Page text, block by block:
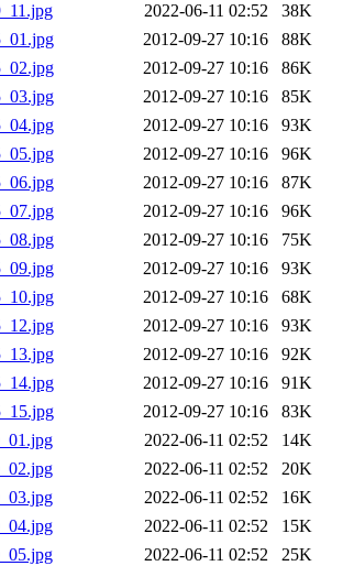
2022-06-11 02:52
38K
2012-09-27 10:16
88K
2012-09-27 10:16
86K
2012-09-27 10:16
85K
2012-09-27 10:16
93K
2012-09-27 10:16
96K
2012-09-27 10:16
87K
2012-09-27 10:16
96K
2012-09-27 10:16
75K
2012-09-27 10:16
93K
2012-09-27 10:16
68K
2012-09-27 10:16
93K
2012-09-27 10:16
92K
2012-09-27 10:16
91K
2012-09-27 10:16
83K
2022-06-11 02:52
14K
2022-06-11 02:52
20K
2022-06-11 02:52
16K
2022-06-11 02:52
15K
2022-06-11 02:52
25K